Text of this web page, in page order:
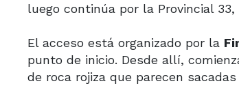
luego continúa por la Provincial
El acceso está organizado por la
punto de inicio. Desde allí,
de roca rojiza que parecen